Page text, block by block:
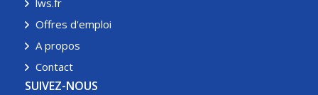
lws.fr
Offres d'emploi
A propos
Contact
SUIVEZ-NOUS